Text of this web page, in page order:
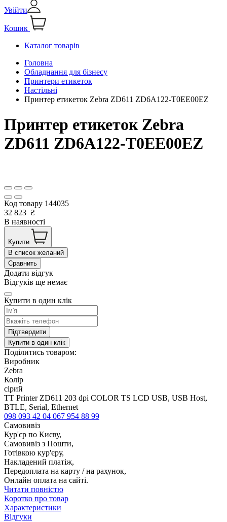
Увійти
Кошик
Каталог товарів
Головна
Обладнання для бізнесу
Принтери етикеток
Настільні
Принтер етикеток Zebra ZD611 ZD6A122-T0EE00EZ
Принтер етикеток Zebra
ZD611 ZD6A122-T0EE00EZ
Код товару 144035
32 823 ₴
В наявності
Купити
В список желаний
Сравнить
Додати відгук
Відгуків ще немає
Купити в один клік
Підтвердити
Купити в один клік
Поділитись товаром:
Виробник
Zebra
Колір
сірий
TT Printer ZD611 203 dpi COLOR TS LCD USB, USB Host,
BTLE, Serial, Ethernet
098 093 42 04 067 954 88 99
Самовивіз
Кур'єр по Києву,
Самовивіз з Пошти,
Готівкою кур'єру,
Накладений платіж,
Передоплата на карту / на рахунок,
Онлайн оплата на сайті.
Читати повністю
Коротко про товар
Характеристики
Відгуки